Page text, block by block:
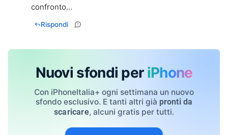
confronto...
Rispondi
Nuovi sfondi per iPhone
Con iPhoneItalia+ ogni settimana un nuovo
sfondo esclusivo. E tanti altri già pronti da
scaricare, alcuni gratis per tutti.